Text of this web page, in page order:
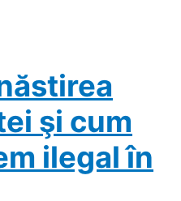
şi cum
ilegal în